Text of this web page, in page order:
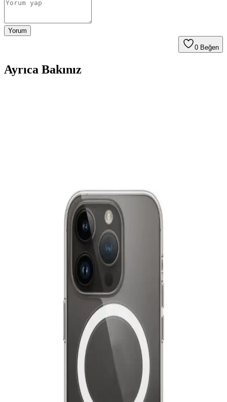
Yorum
0 Beğen
Ayrıca Bakınız
Fibaks'in yüksek kaliteli deri malzemeden ürettiği bu iPad kılıfı,
estetik ve fonksiyonelliği bir araya getirerek cihazınızı korur ve
kullanımı kolaylaştırır.
iPhone 11 için şeffaf ve dayanıklı kamera korumalı
İşte iPhone 11 için şeffaf, dayanıklı ve estetik silikon kılıf. Kamera
ve köşe koruması, kolay kullanım ve şıklık sunar, günlük
Dexmon iPhone 15 Pro Max Kılıfı: Estetik ve
Güvenlik Sunan Çok Fonksiyonlu Koruma
Dexmon iPhone 15 Pro Max kılıfı, yüksek kaliteli silikon
malzemesi, MagSafe uyumu ve kamera koruma özellikleriyle şık ve
dayanıklı bir telefon aksesuarıdır.
Fibaks iPad 11 A16 2025 10. Nesil Kılıfı: Yüksek
Koruma ve Şık Tasarım Özellikleri